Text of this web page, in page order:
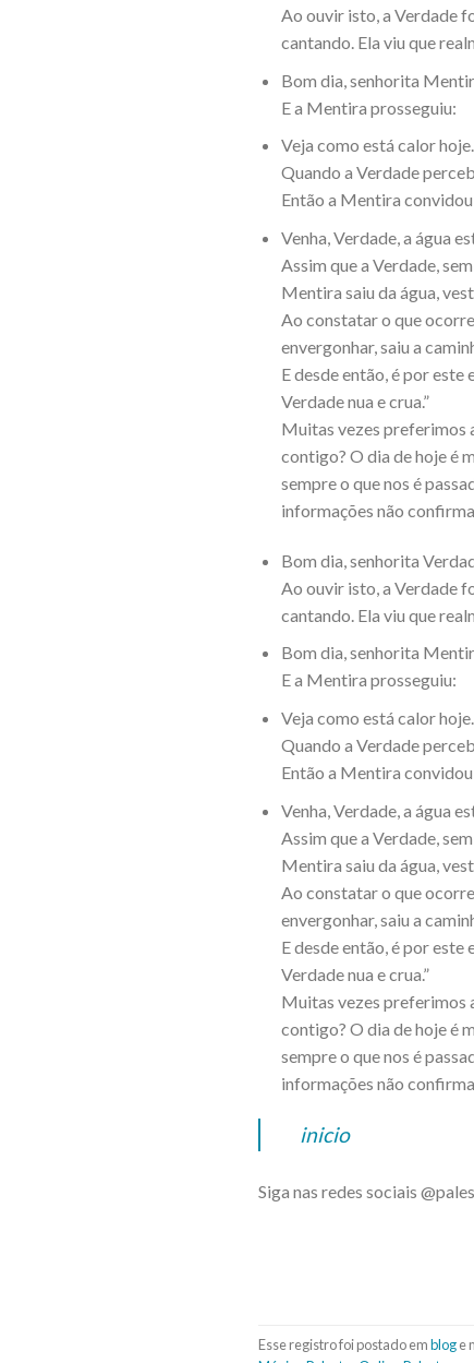
Ao ouvir isto, a Verdade
cantando. Ela viu que
Bom dia, senhorita
E a Mentira prosseguiu:
Veja como está calor hoje.
Quando a Verdade
Então a Mentira convidou
Venha, Verdade, a água
Assim que a Verdade,
Mentira saiu da água,
Ao constatar o que
envergonhar, saiu a
E desde então, é por
Verdade nua e crua.”
Muitas vezes preferimos
contigo? O dia de hoje é
sempre o que nos é
informações não
Bom dia, senhorita
Ao ouvir isto, a Verdade
cantando. Ela viu que
Bom dia, senhorita
E a Mentira prosseguiu:
Veja como está calor hoje.
Quando a Verdade
Então a Mentira convidou
Venha, Verdade, a água
Assim que a Verdade,
Mentira saiu da água,
Ao constatar o que
envergonhar, saiu a
E desde então, é por
Verdade nua e crua.”
Muitas vezes preferimos
contigo? O dia de hoje é
sempre o que nos é
informações não
inicio
Siga nas redes sociais
Esse registro foi postado embloge